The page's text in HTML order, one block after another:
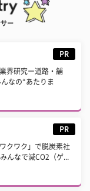
ー
PR
界研究ー道路・舗
なの“あたりま
PR
クワク」で脱炭素社
んなで減CO2（ゲ...